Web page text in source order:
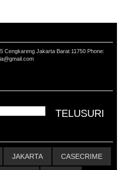
Cengkareng Jakarta Barat 11750 Phone:
JAKARTA CASECRIME